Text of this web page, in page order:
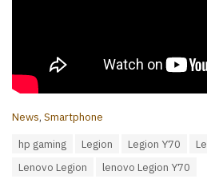
C
News, Smartphone
hp gaming Legion Legion Y70
Lenovo Legion
lenovo Legion Y70